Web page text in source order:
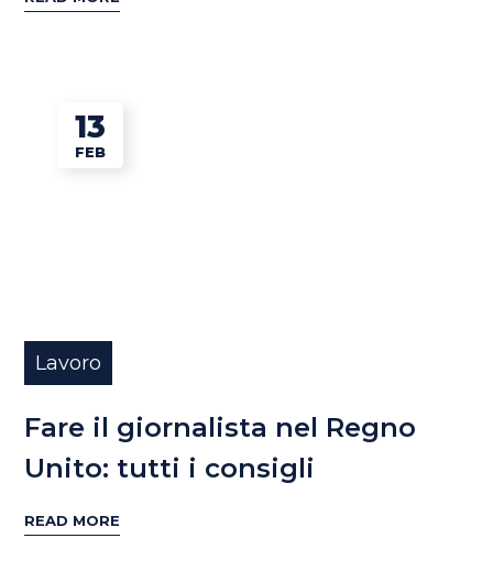
13
FEB
Lavoro
Fare il giornalista nel Regno
Unito: tutti i consigli
READ MORE